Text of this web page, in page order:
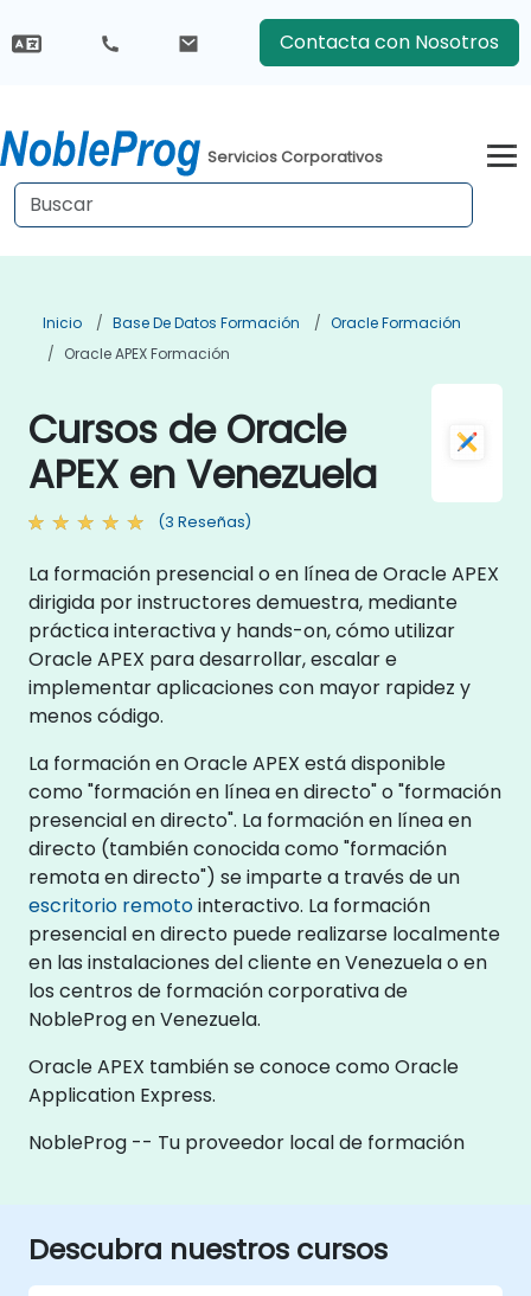
Contacta con Nosotros
Servicios Corporativos
Inicio Base De Datos Formación
Oracle Formación
Oracle APEX Formación
Cursos de Oracle
APEX en Venezuela
(3 Reseñas)
La formación presencial o en línea de Oracle APEX
dirigida por instructores demuestra, mediante
práctica interactiva y hands-on, cómo utilizar
Oracle APEX para desarrollar, escalar e
implementar aplicaciones con mayor rapidez y
menos código.
La formación en Oracle APEX está disponible
como "formación en línea en directo" o "formación
presencial en directo". La formación en línea en
directo (también conocida como "formación
remota en directo") se imparte a través de un
escritorio remotointeractivo. La formación
presencial en directo puede realizarse localmente
en las instalaciones del cliente en Venezuela o en
los centros de formación corporativa de
NobleProg en Venezuela.
Oracle APEX también se conoce como Oracle
Application Express.
NobleProg -- Tu proveedor local de formación
Descubra nuestros cursos